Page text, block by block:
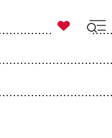

taz zahl ich